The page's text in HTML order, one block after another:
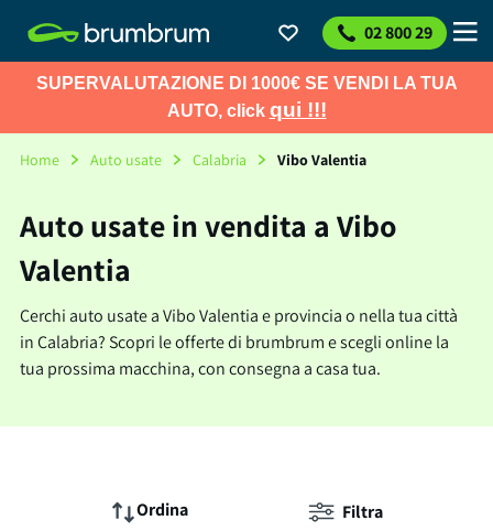
02 800 29
SUPERVALUTAZIONE DI 1000€ SE VENDI LA TUA
AUTO, click qui !!!
Home Auto usate Calabria Vibo Valentia
Auto usate in vendita a Vibo
Valentia
Cerchi auto usate a Vibo Valentia e provincia o nella tua città
in Calabria? Scopri le offerte di brumbrum e scegli online la
tua prossima macchina, con consegna a casa tua.
Ordina Filtra